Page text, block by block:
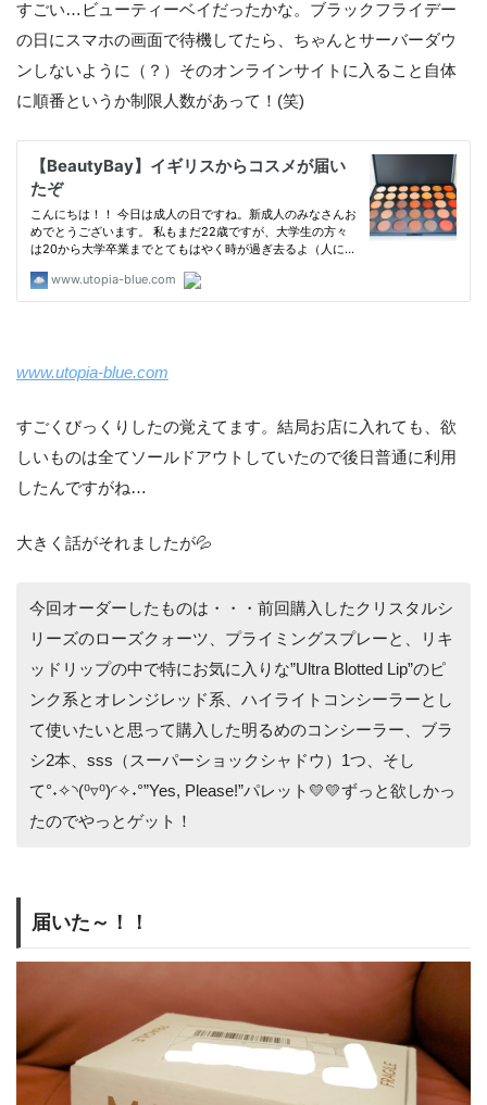
すごい…ビューティーベイだったかな。ブラックフライデー
の日にスマホの画面で待機してたら、ちゃんとサーバーダウ
ンしないように（？）そのオンラインサイトに入ること自体
に順番というか制限人数があって！(笑)
www.utopia-blue.com
すごくびっくりしたの覚えてます。結局お店に入れても、欲
しいものは全てソールドアウトしていたので後日普通に利用
したんですがね…
大きく話がそれましたが💦
今回オーダーしたものは・・・前回購入したクリスタルシ
リーズのローズクォーツ、プライミングスプレーと、リキ
ッドリップの中で特にお気に入りな”Ultra Blotted Lip”のピ
ンク系とオレンジレッド系、ハイライトコンシーラーとし
て使いたいと思って購入した明るめのコンシーラー、ブラ
シ2本、sss（スーパーショックシャドウ）1つ、そし
て°˖✧◝(⁰▿⁰)◜✧˖°”Yes, Please!”パレット💛💛ずっと欲しかっ
たのでやっとゲット！
届いた～！！